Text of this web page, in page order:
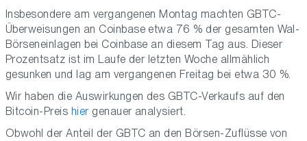
Insbesondere am vergangenen Montag machten GBTC-
Überweisungen an Coinbase etwa 76 % der gesamten Wal-
Börseneinlagen bei Coinbase an diesem Tag aus. Dieser
Prozentsatz ist im Laufe der letzten Woche allmählich
gesunken und lag am vergangenen Freitag bei etwa 30 %.
Wir haben die Auswirkungen des GBTC-Verkaufs auf den
Bitcoin-Preis hier genauer analysiert.
Obwohl der Anteil der GBTC an den Börsen-Zuflüsse von